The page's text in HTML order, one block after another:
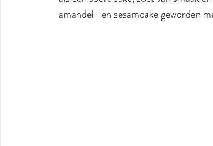
amandel- en sesamcake geworden